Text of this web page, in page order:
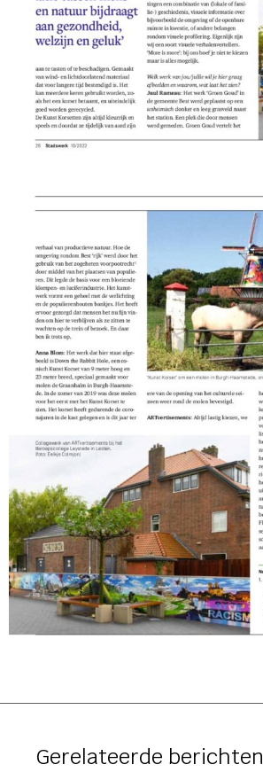
Gerelateerde berichten